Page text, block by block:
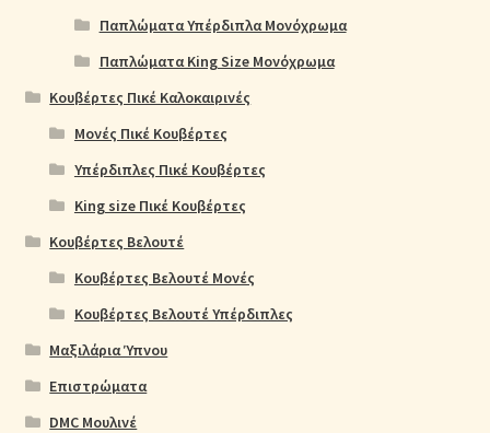
Παπλώματα Υπέρδιπλα Μονόχρωμα
Παπλώματα King Size Μονόχρωμα
Κουβέρτες Πικέ Καλοκαιρινές
Μονές Πικέ Κουβέρτες
Υπέρδιπλες Πικέ Κουβέρτες
King size Πικέ Κουβέρτες
Κουβέρτες Βελουτέ
Κουβέρτες Βελουτέ Μονές
Κουβέρτες Βελουτέ Υπέρδιπλες
Μαξιλάρια Ύπνου
Επιστρώματα
DMC Μουλινέ